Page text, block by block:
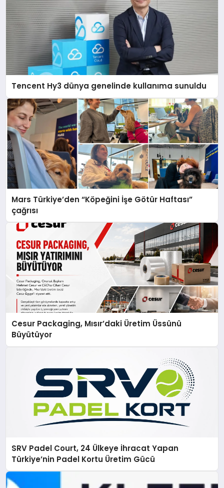
Tencent Hy3 dünya genelinde kullanıma sunuldu
Mars Türkiye’den “Köpeğini İşe Götür Haftası”
çağrısı
Cesur Packaging, Mısır’daki Üretim Üssünü
Büyütüyor
SRV Padel Court, 24 Ülkeye İhracat Yapan
Türkiye’nin Padel Kortu Üretim Gücü